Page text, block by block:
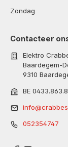
Zondag
Contacteer
Elektro
Baardegem-
9310
BE
052354747